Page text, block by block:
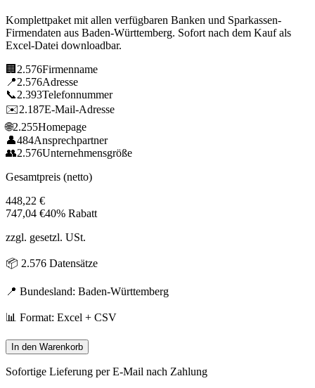
Komplettpaket mit allen verfügbaren Banken und Sparkassen-
Firmendaten aus Baden-Württemberg. Sofort nach dem Kauf als
Excel-Datei downloadbar.
🏢 2.576Firmenname
📍2.576Adresse
📞2.393Telefonnummer
✉️2.187E-Mail-Adresse
🌐2.255Homepage
👤484Ansprechpartner
👥2.576Unternehmensgröße
Gesamtpreis (netto)
448,22 €
747,04 €40% Rabatt
zzgl. gesetzl. USt.
📦 2.576 Datensätze
📍 Bundesland: Baden-Württemberg
📊 Format: Excel + CSV
In den Warenkorb
Sofortige Lieferung per E-Mail nach Zahlung